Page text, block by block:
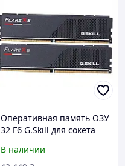
Оперативная память ОЗУ
32 Гб G.Skill для сокета
В наличии